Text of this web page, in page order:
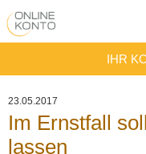
IHR
23.05.2017
Im Ernstfall
lassen